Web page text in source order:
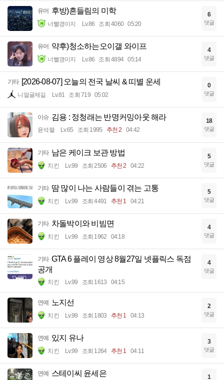
유머 후방)흔들림의 미학
너빨갱이지 Lv.86 조회 4060 05:20
6
댓글
유머 약후)청소하는오이갤 와이프
너빨갱이지 Lv.86 조회 4894 05:14
4
댓글
기타 [2026-08-07] 오늘의 전국 날씨 & 띠별 운세
니얼굴제길 Lv.81 조회 719 05:02
0
댓글
이슈 김용 : 정청래는 반명커밍아웃 해라
윤석렬 Lv.65 조회 1995 추천 2 04:42
18
댓글
기타 남은 케이크 보관 방법
치킨 Lv.99 조회 2506 추천 2 04:22
5
댓글
기타 땀 많이 나는 사람들이 겪는 고통
치킨 Lv.99 조회 4491 추천 1 04:21
5
댓글
기타 차돌박이와 비빔면
치킨 Lv.99 조회 1962 04:18
4
댓글
기타 GTA 6 플레이 영상 8월27일 넷플릭스 독점
공개
치킨 Lv.99 조회 1613 04:15
4
댓글
연예 노지선
치킨 Lv.99 조회 1803 추천 1 04:13
2
댓글
연예 있지 유나
치킨 Lv.99 조회 1264 추천 1 04:11
3
댓글
연예 스테이씨 윤세은 1